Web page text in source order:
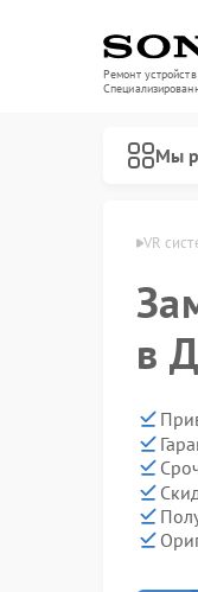
Ремонт
Мы
VR
в